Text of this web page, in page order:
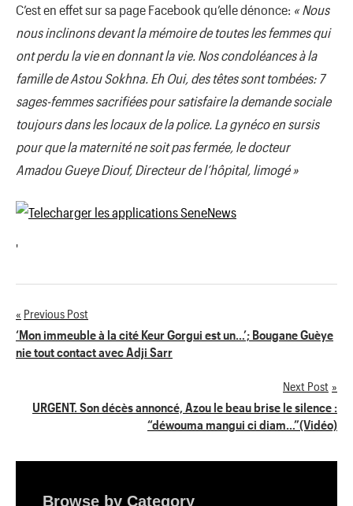
C’est en effet sur sa page Facebook qu’elle dénonce: « Nous
nous inclinons devant la mémoire de toutes les femmes qui
ont perdu la vie en donnant la vie. Nos condoléances à la
famille de Astou Sokhna. Eh Oui, des têtes sont tombées: 7
sages-femmes sacrifiées pour satisfaire la demande sociale
toujours dans les locaux de la police. La gynéco en sursis
pour que la maternité ne soit pas fermée, le docteur
Amadou Gueye Diouf, Directeur de l’hôpital, limogé »
'
Navigation
de
Previous Post
‘Mon immeuble à la cité Keur Gorgui est un…’; Bougane Guèye
nie tout contact avec Adji Sarr
Next Post
URGENT. Son décès annoncé, Azou le beau brise le silence :
“déwouma mangui ci diam…”(Vidéo)
Browse by Category